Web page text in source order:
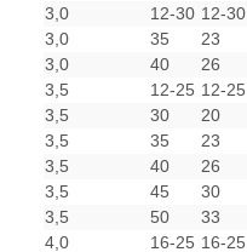
3,0
12-30 12-30
3,0
35 23
3,0
40 26
3,5
12-25 12-25
3,5
30 20
3,5
35 23
3,5
40 26
3,5
45 30
3,5
50 33
4,0
16-25 16-25